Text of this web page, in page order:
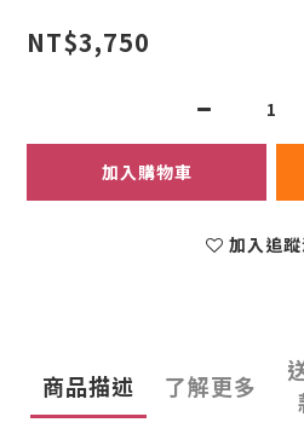
NT$3,750
加入購物車
加入追
商品描述 了解更多